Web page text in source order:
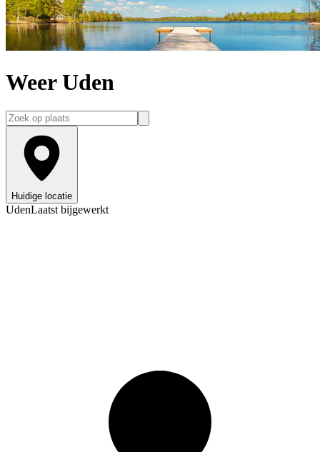
Weer Uden
Huidige locatie
UdenLaatst bijgewerkt